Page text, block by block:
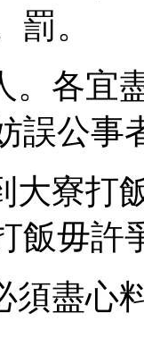
罰。
。各宜
誤公事
大寮打
飯毋許
須盡心